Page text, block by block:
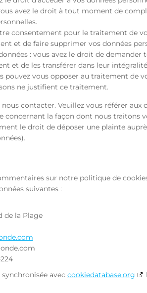
avez le droit à tout moment de
consentement pour le traitement de
et de faire supprimer vos données
: vous avez le droit de demander
et de les transférer dans leur
pouvez vous opposer au traitement de
ne justifient ce traitement.
contacter. Veuillez vous référer
concernant la façon dont nous traitons
le droit de déposer une plainte
sur notre politique de
suivantes :
de la Plage
avec cookiedatabase.org